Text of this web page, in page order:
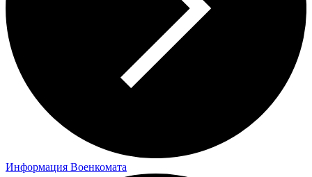
Информация Военкомата